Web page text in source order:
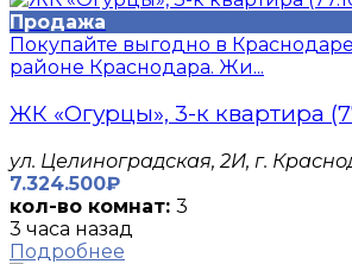
Продажа
Покупайте выгодно в
районе Краснодара. Жи...
ЖК «Огурцы», 3-к квартира
​ул. Целиноградская, 2И, г.
7.324.500₽
кол-во комнат: 3
3 часа назад
Подробнее